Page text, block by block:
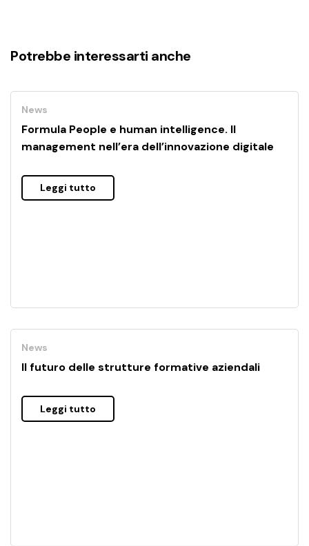
Potrebbe interessarti anche
News
Formula People e human intelligence. Il
management nell’era dell’innovazione digitale
Leggi tutto
News
Il futuro delle strutture formative aziendali
Leggi tutto